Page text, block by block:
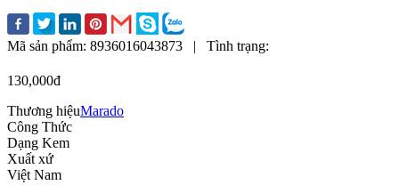
Mã sản phẩm: 8936016043873 | Tình trạng:
130,000đ
Thương hiệuMarado
Công Thức
Dạng Kem
Xuất xứ
Việt Nam